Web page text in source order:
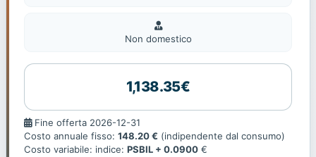
Non
domestic
Non domestico
1,138.35€
Fine
offerta
Fine offerta 2026-12-31
Costo annuale fisso: 148.20 € (indipendente dal consumo)
Costo variabile: indice: PSBIL + 0.0900 €